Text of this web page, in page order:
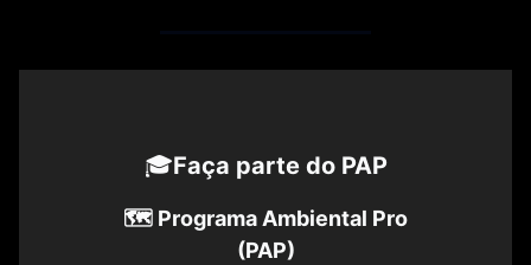
🎓Faça parte do PAP
🗺️ Programa Ambiental Pro
(PAP)